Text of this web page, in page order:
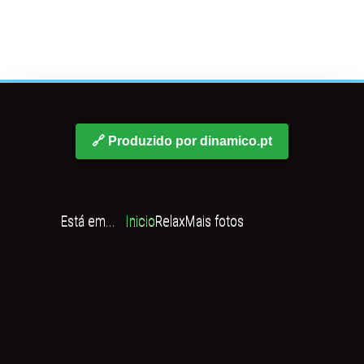
🔗 Produzido por dinamico.pt
Está em... InicioRelaxMais fotos